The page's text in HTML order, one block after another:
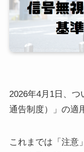
2026年4月1日、つ
通告制度）」の適
これまでは「注意